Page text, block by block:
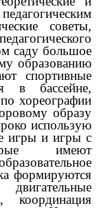
советы,
саду большое
образованию
спортивные
в бассейне,
хореографии
образу
использую
игры и игры с
имеют
формируются
координация